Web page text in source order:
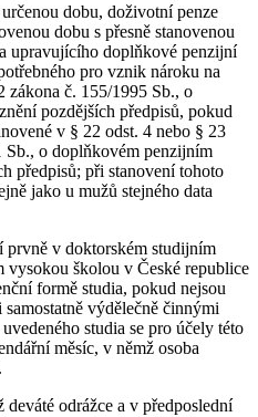
dobu, doživotní penze
dobu s přesně stanovenou
upravujícího doplňkové penzijní
pro vznik nároku na
zákona č. 155/1995 Sb., o
pozdějších předpisů, pokud
v § 22 odst. 4 nebo § 23
Sb., o doplňkovém penzijním
předpisů; při stanovení tohoto
jako u mužů stejného data
prvně v doktorském studijním
vysokou školou v České republice
formě studia, pokud nejsou
samostatně výdělečně činnými
studia se pro účely této
měsíc, v němž osoba
odrážce a v předposlední